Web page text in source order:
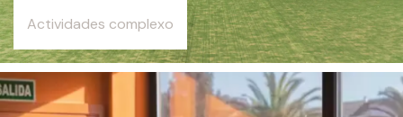
Actividades complexo